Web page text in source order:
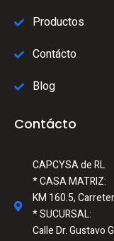
Productos
Contácto
Blog
Contácto
CAPCYSA de RL
* CASA MATRIZ:
KM 160.5,
* SUCURSAL:
Calle Dr. Gustavo